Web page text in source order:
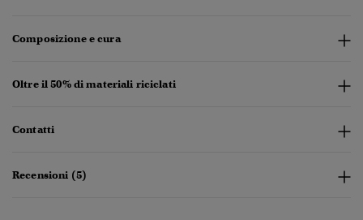
Composizione e cura
Oltre il 50% di materiali riciclati
Contatti
Recensioni (5)